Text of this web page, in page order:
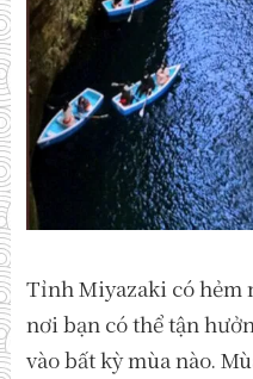
Tỉnh Miyazaki có hẻm
nơi bạn có thể tận
vào bất kỳ mùa nào.